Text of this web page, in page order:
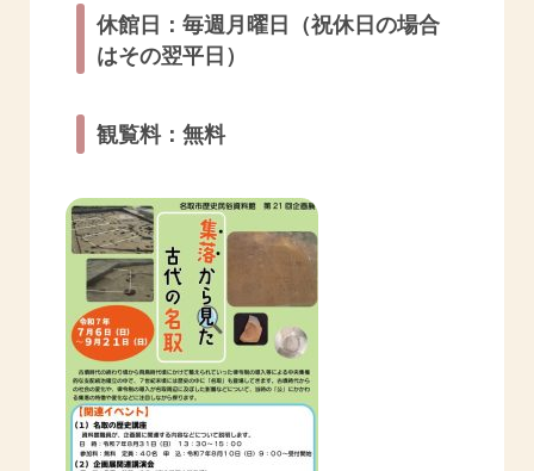
休館日：毎週月曜日（祝休日の場合
はその翌平日）
観覧料：無料